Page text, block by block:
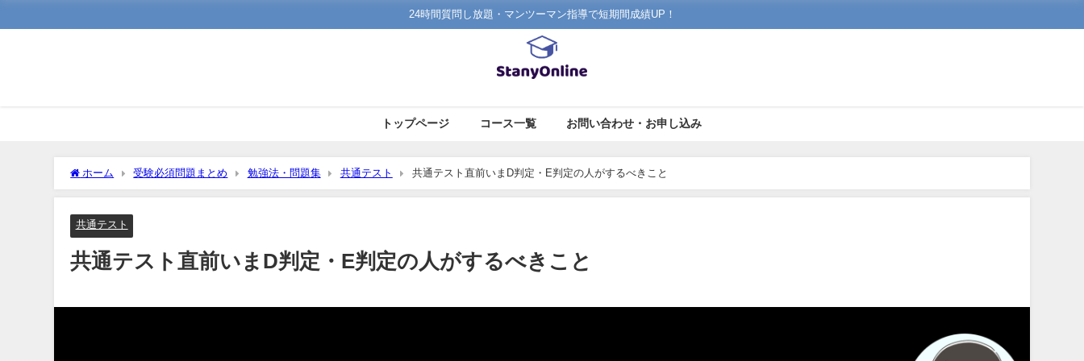
24時間質問し放題・マンツーマン指導で短期間成績UP！
トップページ コース一覧 お問い合わせ・お申し込み
ホーム 受験必須問題まとめ 勉強法・問題集 共通テスト 共通テスト直前いまD判定・E判定の人がするべきこと
共通テスト
共通テスト直前いまD判定・E判定の人がするべきこと